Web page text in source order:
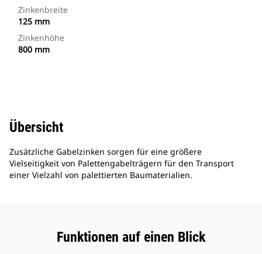
Zinkenbreite
125 mm
Zinkenhöhe
800 mm
Übersicht
Zusätzliche Gabelzinken sorgen für eine größere
Vielseitigkeit von Palettengabelträgern für den Transport
einer Vielzahl von palettierten Baumaterialien.
Funktionen auf einen Blick